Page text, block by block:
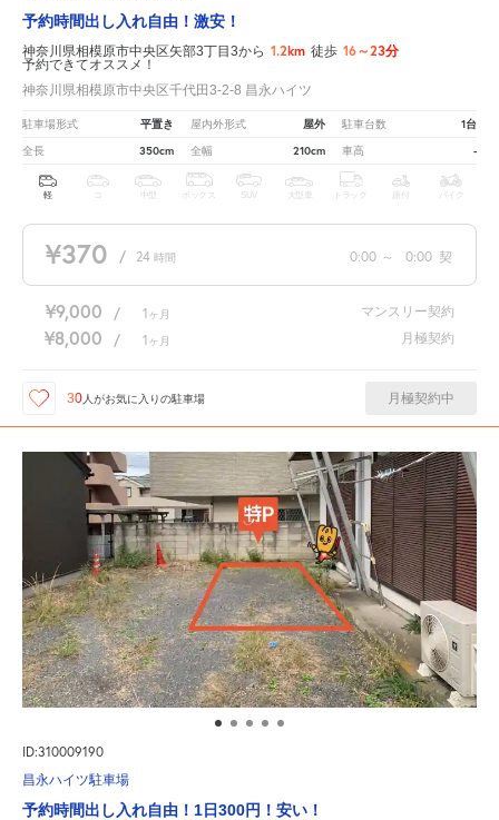
予約時間出し入れ自由！激安！
神奈川県相模原市中央区矢部3丁目3から 1.2km 徒歩 16～23分
予約できてオススメ！
神奈川県相模原市中央区千代田3-2-8 昌永ハイツ
駐車場形式 平置き 屋内外形式 屋外 駐車台数 1台
全長 350cm 全幅 210cm 車高 -
軽 中型 ボックス SUV 大型車 トラック 原付 バイク
¥370 / 24 時間 0:00 ～ 0:00 契
¥9,000 / 1 ヶ月 マンスリー契約
¥8,000 / 1 ヶ月 月極契約
30人がお気に入りの駐車場 月極契約中
ID:310009190
昌永ハイツ駐車場
予約時間出し入れ自由！1日300円！安い！